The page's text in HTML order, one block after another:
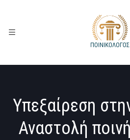
Υπεξαίρεση
Αναστολή